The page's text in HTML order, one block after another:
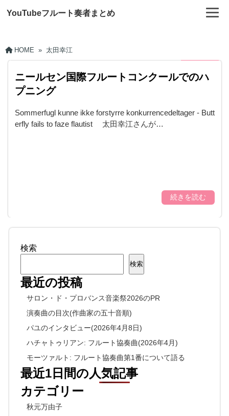
YouTubeフルート奏者まとめ
HOME » 太田幸江
ニールセン国際フルートコンクールでのハ
プニング
Sommerfugl kunne ikke forstyrre konkurrencedeltager - Butt
erfly fails to faze flautist 太田幸江さんが…
続きを読む
検索
検索
最近の投稿
サロン・ド・プロバンス音楽祭2026のPR
演奏曲の目次(作曲家の五十音順)
パユのインタビュー(2026年4月8日)
ハチャトゥリアン: フルート協奏曲(2026年4月)
モーツァルト: フルート協奏曲第1番について語る
最近1日間の人気記事
カテゴリー
秋元万由子